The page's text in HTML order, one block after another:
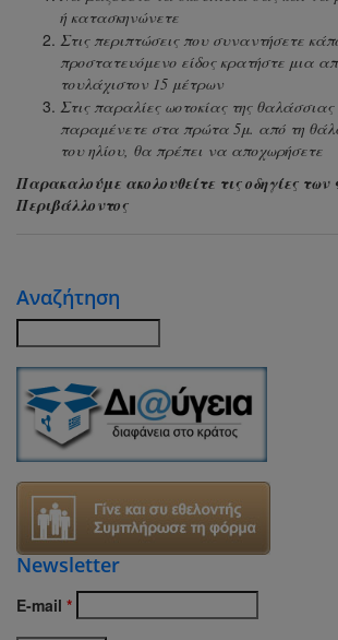
ή κατασκηνώνετε
Στις περιπτώσεις που συναντήσετε
προστατευόμενο είδος κρατήστε μια
τουλάχιστον 15 μέτρων
Στις παραλίες ωοτοκίας της
παραμένετε στα πρώτα 5μ. από τη
του ηλίου, θα πρέπει να αποχωρήσετε
Παρακαλούμε ακολουθείτε τις οδηγίες
Περιβάλλοντος
Αναζήτηση
Newsletter
E-mail *